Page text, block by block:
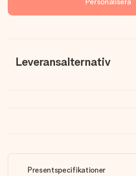
Leveransalternativ
Presentspecifikationer